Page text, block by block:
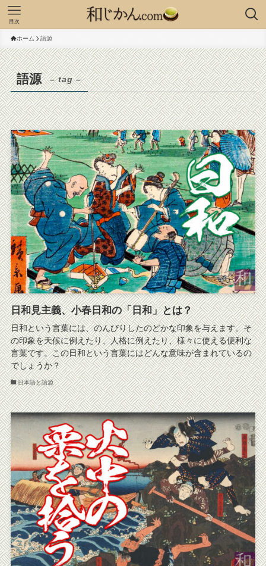
目次
ホーム 語源
語源 – tag –
日和見主義、小春日和の「日和」とは？
日和という言葉には、のんびりしたのどかな印象を与えます。そ
の印象を天候に例えたり、人格に例えたり、様々に使える便利な
言葉です。この日和という言葉にはどんな意味が含まれているの
でしょうか？
日本語と語源